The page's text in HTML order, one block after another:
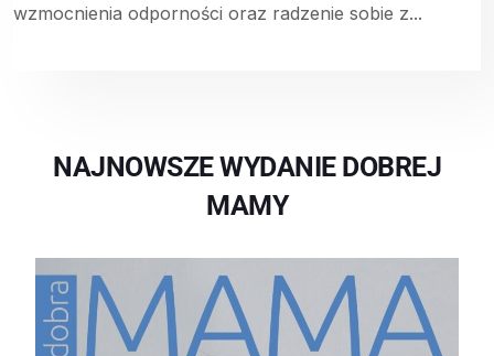
wzmocnienia odporności oraz radzenie sobie z...
NAJNOWSZE WYDANIE DOBREJ
MAMY